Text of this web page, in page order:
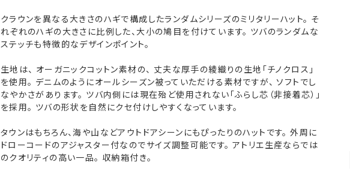
クラウンを異なる大きさのハギで構成したランダムシリーズのミリタリーハット。 そ
れぞれのハギの大きさに比例した、大小の鳩目を付けています。 ツバのランダムな
ステッチも特徴的なデザインポイント。
生地は、 オーガニックコットン素材の、 丈夫な厚手の綾織りの生地「チノクロス」
を使用。 デニムのようにオールシーズン被っていただける素材ですが、 ソフトでし
なやかさがあります。 ツバ内側には現在殆ど使用されない「ふらし芯（非接着芯）」
を採用。 ツバの形状を自然にクセ付けしやすくなっています。
タウンはもちろん、海や山などアウトドアシーンにもぴったりのハットです。 外周に
ドローコードのアジャスター付なのでサイズ調整可能です。 アトリエ生産ならでは
のクオリティの高い一品。 収納箱付き。